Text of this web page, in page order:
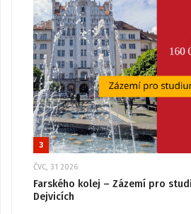
3
ČVC, 31 2026
Farského kolej – Zázemí pro
Dejvicích